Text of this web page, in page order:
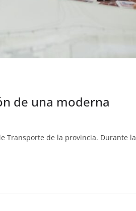
de una moderna
Transporte de la provincia. Durante la